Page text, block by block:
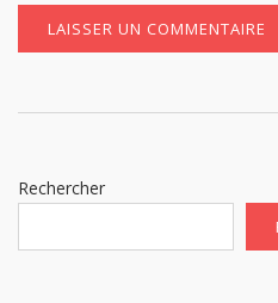
Rechercher